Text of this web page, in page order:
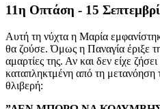
11η Οπτάση - 15
Αυτή τη νύχτα η Μαρία
θα ζούσε. Όμως η Παναγία έριξε
αμαρτίες της. Αν και δεν είχε
καταπληκτμένη από τη
θλιβερή: